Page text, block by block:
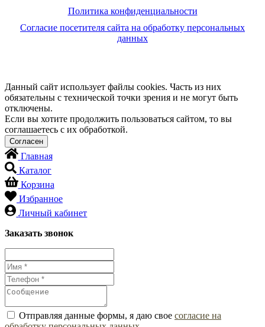
Политика конфиденциальности
Согласие посетителя сайта на обработку персональных
данных
Данный сайт использует файлы cookies. Часть из них
обязательны с технической точки зрения и не могут быть
отключены.
Если вы хотите продолжить пользоваться сайтом, то вы
соглашаетесь с их обработкой.
Главная
Каталог
Корзина
Избранное
Личный кабинет
Заказать звонок
Отправляя данные формы, я даю свое согласие на